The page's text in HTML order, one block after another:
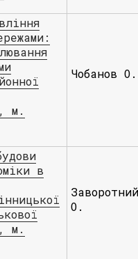
м.
Чобанов О.
в
м.
Заворотний
О.